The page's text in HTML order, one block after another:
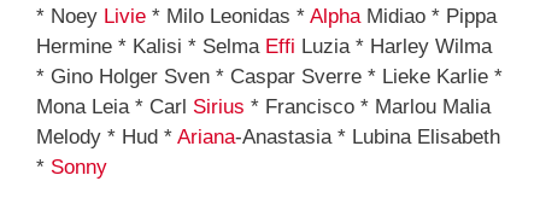
* Noey Livie * Milo Leonidas * AlphaMidiao * Pippa
Hermine * Kalisi * Selma Effi Luzia * Harley Wilma
* Gino Holger Sven * Caspar Sverre * Lieke Karlie *
Mona Leia * Carl Sirius * Francisco * Marlou Malia
Melody * Hud * Ariana-Anastasia * Lubina Elisabeth
* Sonny